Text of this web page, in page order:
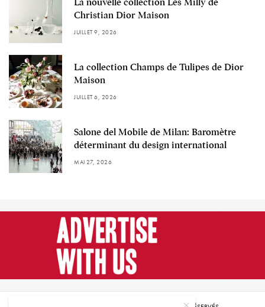
Christian Dior Maison
JUILLET 9, 2026
La collection Champs de Tulipes de Dior
Maison
JUILLET 6, 2026
Salone del Mobile de Milan: Baromètre
déterminant du design international
MAI 27, 2026